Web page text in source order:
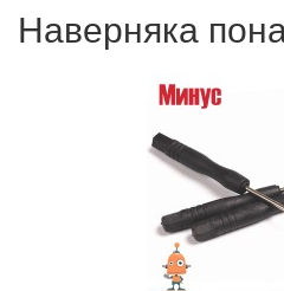
Наверняка